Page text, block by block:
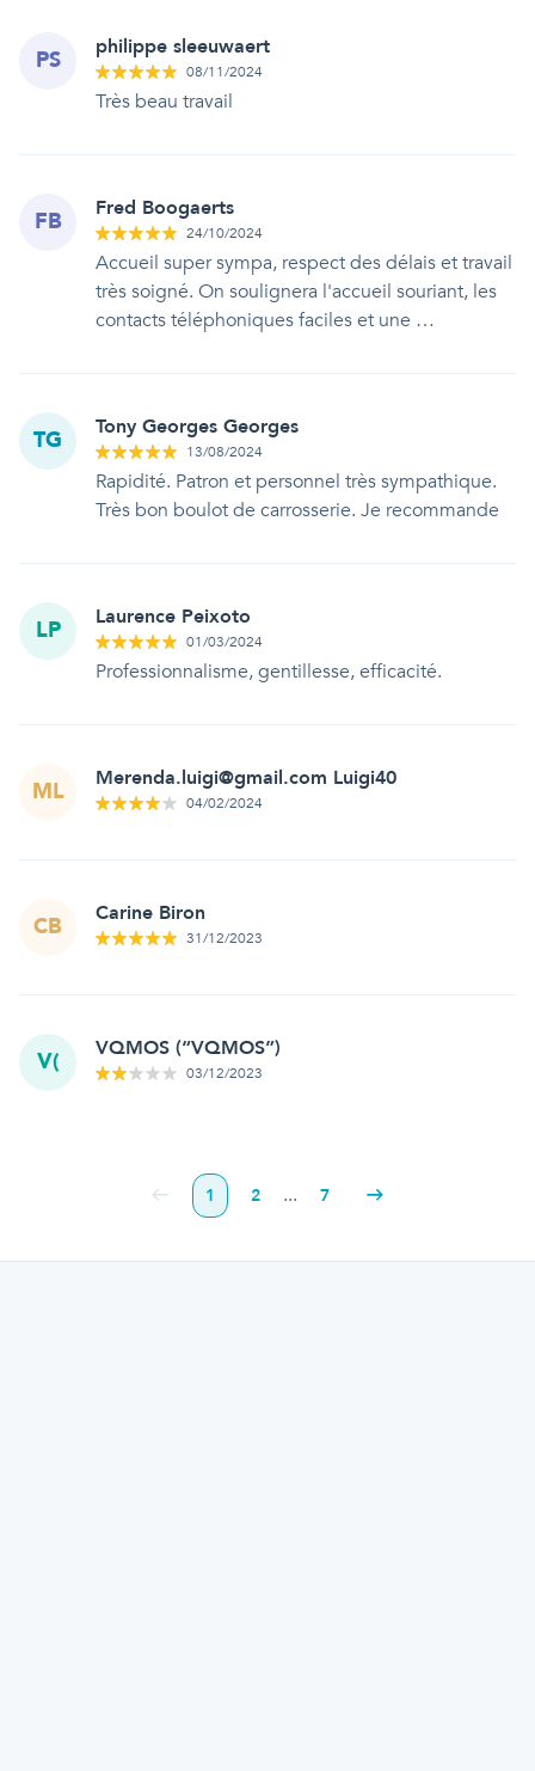
PS philippe sleeuwaert
08/11/2024
Très beau travail
FB Fred Boogaerts
24/10/2024
Accueil super sympa, respect des délais et travail
très soigné. On soulignera l'accueil souriant, les
contacts téléphoniques faciles et une …
TG Tony Georges Georges
13/08/2024
Rapidité. Patron et personnel très sympathique.
Très bon boulot de carrosserie. Je recommande
LP Laurence Peixoto
01/03/2024
Professionnalisme, gentillesse, efficacité.
ML Merenda.luigi@gmail.com Luigi40
04/02/2024
CB Carine Biron
31/12/2023
V( VQMOS (“VQMOS”)
03/12/2023
1 2 ... 7